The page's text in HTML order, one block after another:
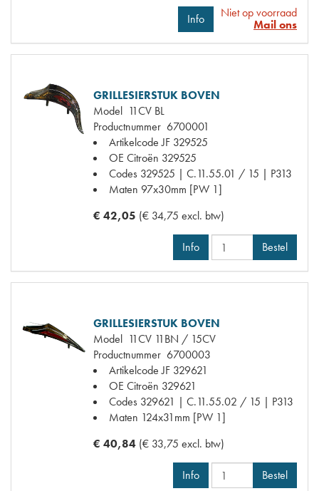
Info
Niet op voorraad
Mail ons
GRILLESIERSTUK BOVEN
Model 11CV BL
Productnummer 6700001
Artikelcode JF 329525
OE Citroën 329525
Codes 329525 | C.11.55.01 / 15 | P313
Maten 97x30mm [PW 1]
€ 42,05 (€ 34,75 excl. btw)
Info Bestel
GRILLESIERSTUK BOVEN
Model 11CV 11BN / 15CV
Productnummer 6700003
Artikelcode JF 329621
OE Citroën 329621
Codes 329621 | C.11.55.02 / 15 | P313
Maten 124x31mm [PW 1]
€ 40,84 (€ 33,75 excl. btw)
Info Bestel